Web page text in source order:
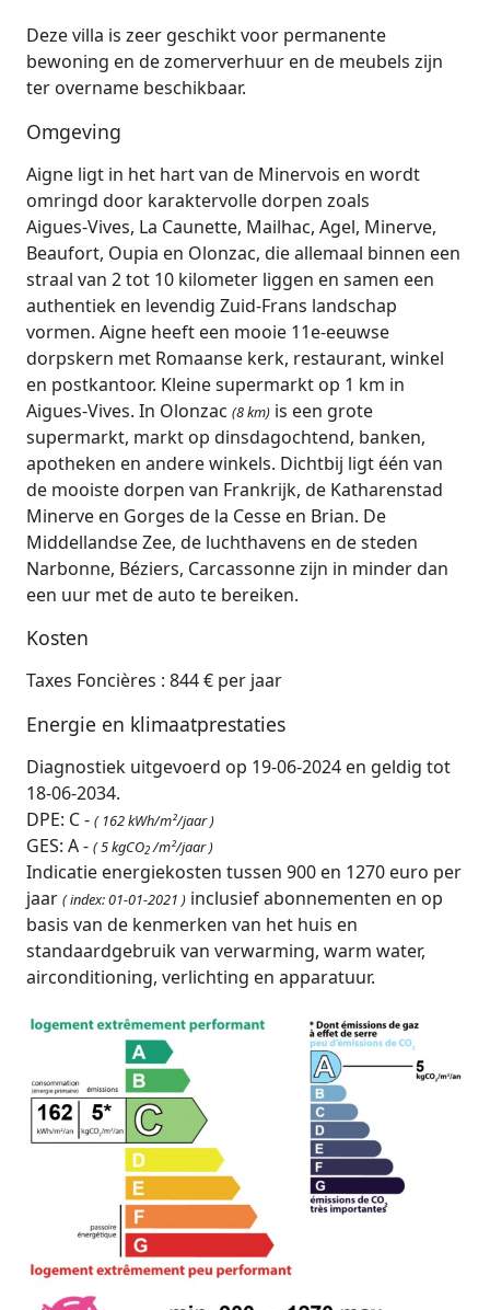
Deze villa is zeer geschikt voor permanente
bewoning en de zomerverhuur en de meubels zijn
ter overname beschikbaar.
Omgeving
Aigne ligt in het hart van de Minervois en wordt
omringd door karaktervolle dorpen zoals
Aigues‑Vives, La Caunette, Mailhac, Agel, Minerve,
Beaufort, Oupia en Olonzac, die allemaal binnen een
straal van 2 tot 10 kilometer liggen en samen een
authentiek en levendig Zuid‑Frans landschap
vormen. Aigne heeft een mooie 11e-eeuwse
dorpskern met Romaanse kerk, restaurant, winkel
en postkantoor. Kleine supermarkt op 1 km in
Aigues-Vives. In Olonzac (8 km) is een grote
supermarkt, markt op dinsdagochtend, banken,
apotheken en andere winkels. Dichtbij ligt één van
de mooiste dorpen van Frankrijk, de Katharenstad
Minerve en Gorges de la Cesse en Brian. De
Middellandse Zee, de luchthavens en de steden
Narbonne, Béziers, Carcassonne zijn in minder dan
een uur met de auto te bereiken.
Kosten
Taxes Foncières : 844 € per jaar
Energie en klimaatprestaties
Diagnostiek uitgevoerd op 19-06-2024 en geldig tot
18-06-2034.
DPE: C - ( 162 kWh/m²/jaar )
GES: A - ( 5 kgCO2/m²/jaar )
Indicatie energiekosten tussen 900 en 1270 euro per
jaar ( index: 01-01-2021 ) inclusief abonnementen en op
basis van de kenmerken van het huis en
standaardgebruik van verwarming, warm water,
airconditioning, verlichting en apparatuur.